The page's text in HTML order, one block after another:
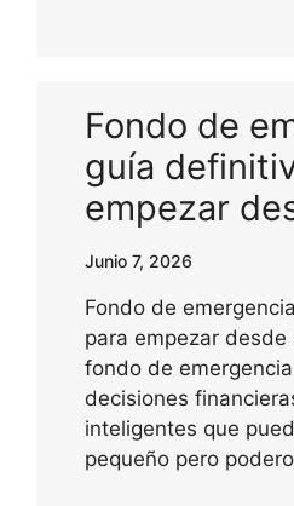
Fondo de
guía
empezar
Junio 7, 2026
Fondo de
para empezar desde
fondo de
decisiones
inteligentes que
pequeño pero